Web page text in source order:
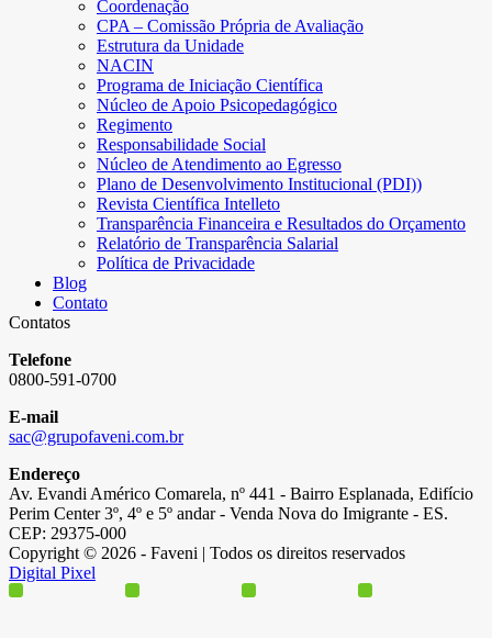
Coordenação
CPA – Comissão Própria de Avaliação
Estrutura da Unidade
NACIN
Programa de Iniciação Científica
Núcleo de Apoio Psicopedagógico
Regimento
Responsabilidade Social
Núcleo de Atendimento ao Egresso
Plano de Desenvolvimento Institucional (PDI))
Revista Científica Intelleto
Transparência Financeira e Resultados do Orçamento
Relatório de Transparência Salarial
Política de Privacidade
Blog
Contato
Contatos
Telefone
0800-591-0700
E-mail
sac@grupofaveni.com.br
Endereço
Av. Evandi Américo Comarela, nº 441 - Bairro Esplanada, Edifício
Perim Center 3º, 4º e 5º andar - Venda Nova do Imigrante - ES.
CEP: 29375-000
Copyright © 2026 - Faveni | Todos os direitos reservados
Digital Pixel